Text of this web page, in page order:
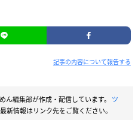
記事の内容について報告する
ん編集部が作成・配信しています。 ツ
新情報はリンク先をご覧ください。